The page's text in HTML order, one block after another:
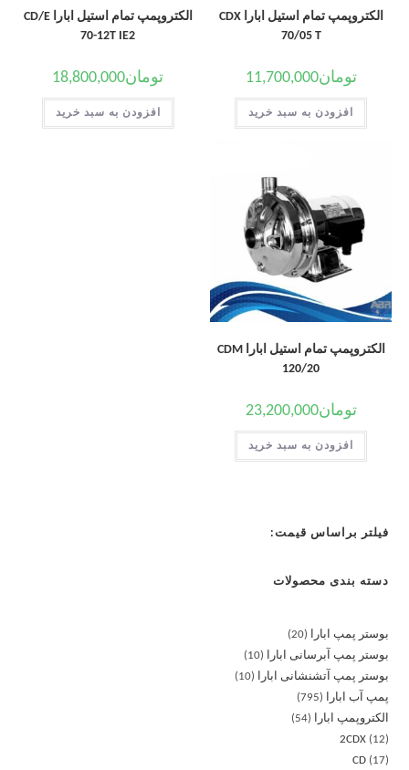
الکتروپمپ تمام استیل ابارا CDX
70/05 T
تومان11,700,000
افزودن به سبد خرید
الکتروپمپ تمام استیل ابارا CD/E
70-12T IE2
تومان18,800,000
افزودن به سبد خرید
الکتروپمپ تمام استیل ابارا CDM
120/20
تومان23,200,000
افزودن به سبد خرید
فیلتر براساس قیمت:
دسته بندی محصولات
بوستر پمپ ابارا
20
بوستر پمپ آبرسانی ابارا
10
بوستر پمپ آتشنشانی ابارا
10
پمپ آب ابارا
795
الکتروپمپ ابارا
54
2CDX
12
CD
17